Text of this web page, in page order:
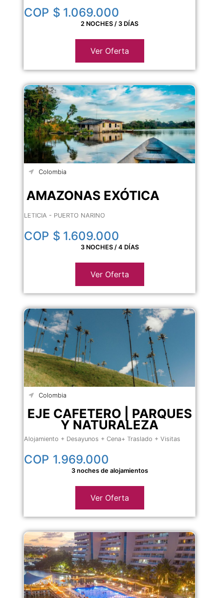
COP $ 1.069.000
2 NOCHES / 3 DÍAS
Ver Oferta
Colombia
AMAZONAS EXÓTICA
LETICIA - PUERTO NARIÑO
COP $ 1.609.000
3 NOCHES / 4 DÍAS
Ver Oferta
Colombia
EJE CAFETERO | PARQUES
Y NATURALEZA
Alojamiento + Desayunos + Cena+ Traslado + Visitas
COP 1.969.000
3 noches de alojamientos
Ver Oferta